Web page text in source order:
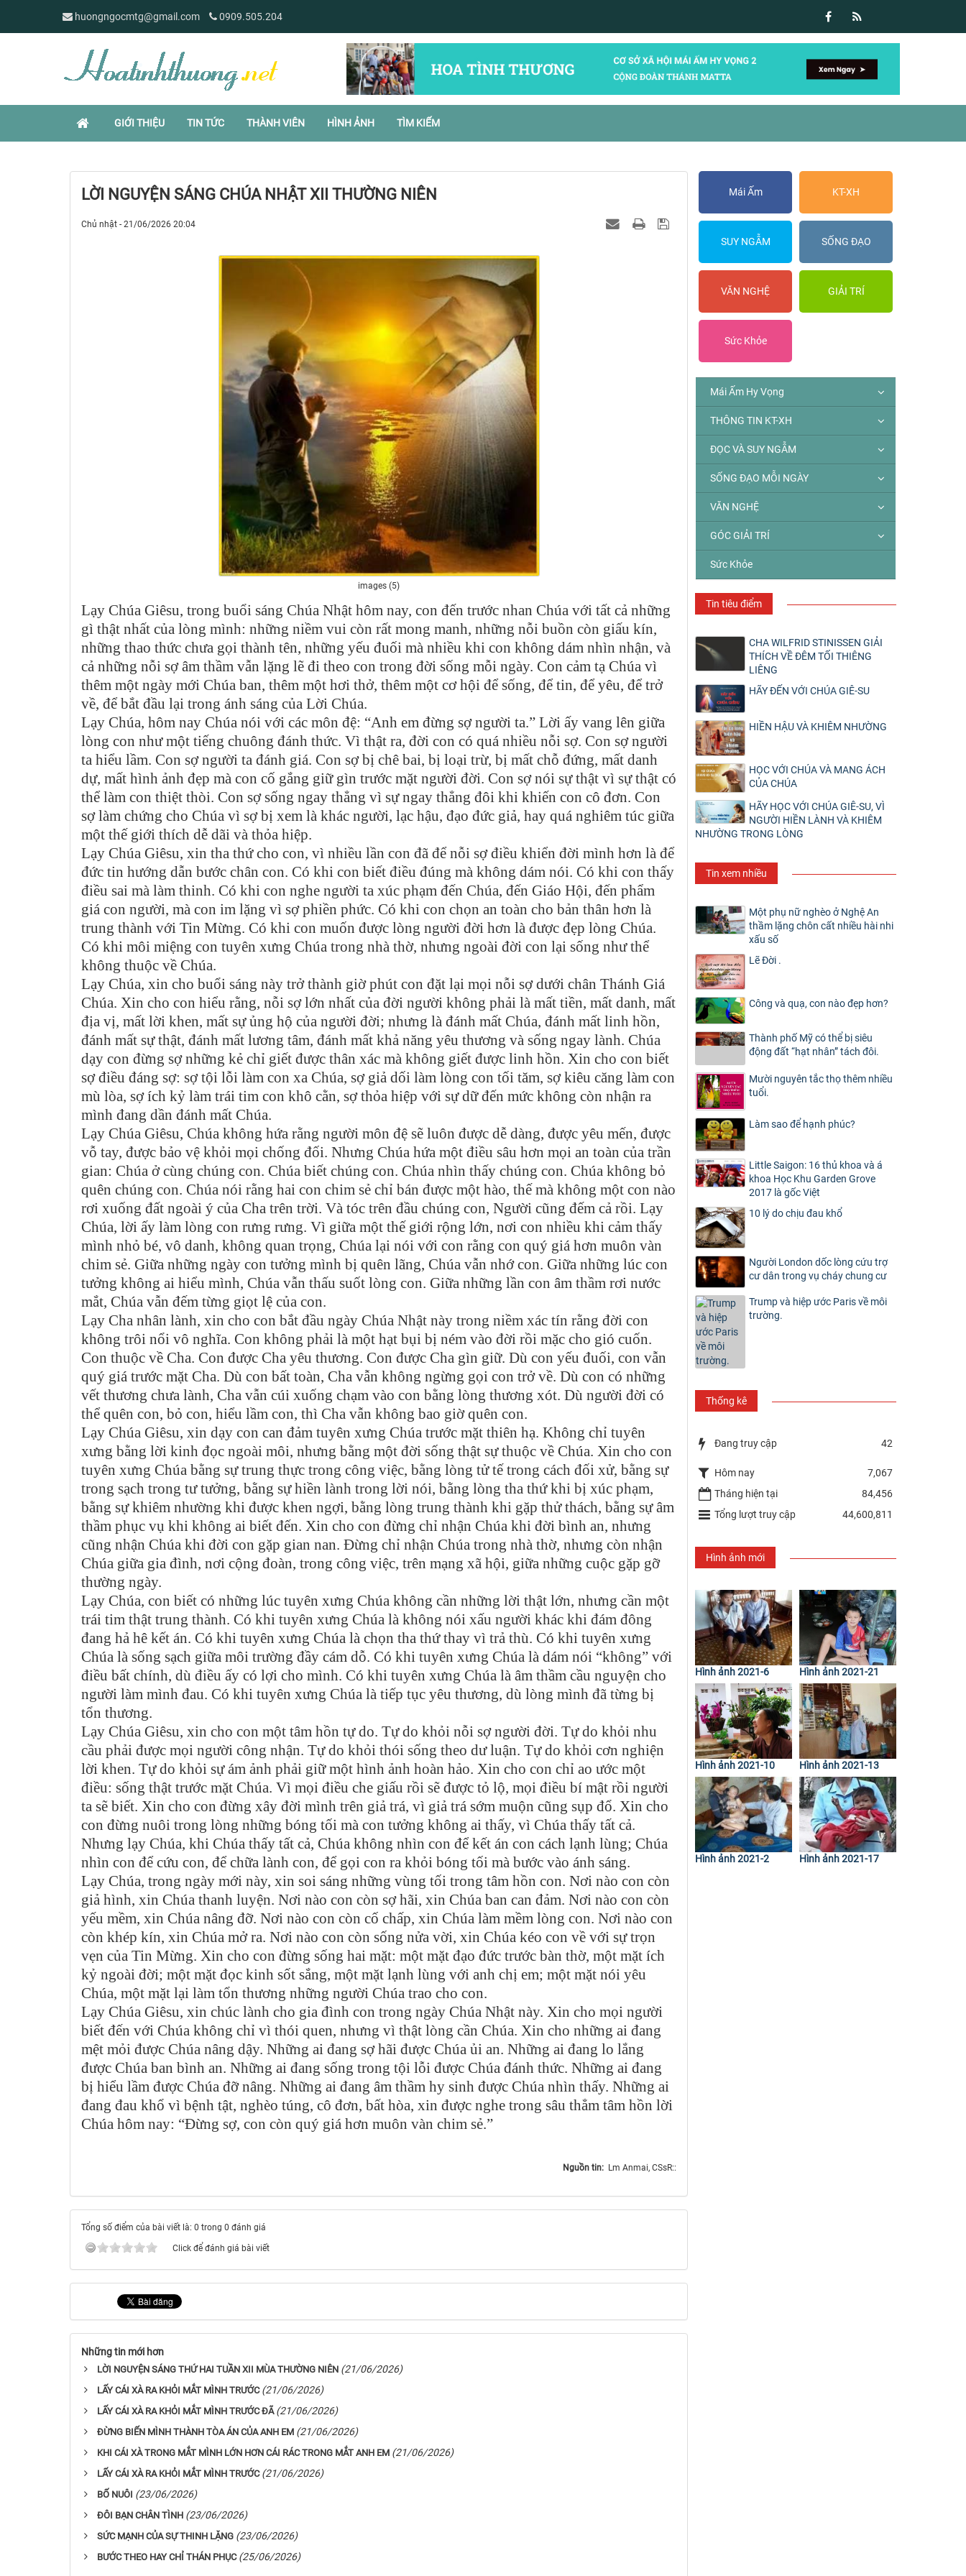
huongngocmtg@gmail.com 0909.505.204
GIỚI THIỆU TIN TỨC THÀNH VIÊN HÌNH ẢNH TÌM KIẾM
LỜI NGUYỆN SÁNG CHÚA NHẬT XII THƯỜNG NIÊN
Chủ nhật - 21/06/2026 20:04
images (5)
Lạy Chúa Giêsu, trong buổi sáng Chúa Nhật hôm nay, con đến trước nhan Chúa với tất cả những
gì thật nhất của lòng mình: những niềm vui còn rất mong manh, những nỗi buồn còn giấu kín,
những thao thức chưa gọi thành tên, những yếu đuối mà nhiều khi con không dám nhìn nhận, và
cả những nỗi sợ âm thầm vẫn lặng lẽ đi theo con trong đời sống mỗi ngày. Con cảm tạ Chúa vì
thêm một ngày mới Chúa ban, thêm một hơi thở, thêm một cơ hội để sống, để tin, để yêu, để trở
về, để bắt đầu lại trong ánh sáng của Lời Chúa.
Lạy Chúa, hôm nay Chúa nói với các môn đệ: “Anh em đừng sợ người ta.” Lời ấy vang lên giữa
lòng con như một tiếng chuông đánh thức. Vì thật ra, đời con có quá nhiều nỗi sợ. Con sợ người
ta hiểu lầm. Con sợ người ta đánh giá. Con sợ bị chê bai, bị loại trừ, bị mất chỗ đứng, mất danh
dự, mất hình ảnh đẹp mà con cố gắng giữ gìn trước mặt người đời. Con sợ nói sự thật vì sự thật có
thể làm con thiệt thòi. Con sợ sống ngay thẳng vì sự ngay thẳng đôi khi khiến con cô đơn. Con
sợ làm chứng cho Chúa vì sợ bị xem là khác người, lạc hậu, đạo đức giả, hay quá nghiêm túc giữa
một thế giới thích dễ dãi và thỏa hiệp.
Lạy Chúa Giêsu, xin tha thứ cho con, vì nhiều lần con đã để nỗi sợ điều khiển đời mình hơn là để
đức tin hướng dẫn bước chân con. Có khi con biết điều đúng mà không dám nói. Có khi con thấy
điều sai mà làm thinh. Có khi con nghe người ta xúc phạm đến Chúa, đến Giáo Hội, đến phẩm
giá con người, mà con im lặng vì sợ phiền phức. Có khi con chọn an toàn cho bản thân hơn là
trung thành với Tin Mừng. Có khi con muốn được lòng người đời hơn là được đẹp lòng Chúa.
Có khi môi miệng con tuyên xưng Chúa trong nhà thờ, nhưng ngoài đời con lại sống như thể
không thuộc về Chúa.
Lạy Chúa, xin cho buổi sáng này trở thành giờ phút con đặt lại mọi nỗi sợ dưới chân Thánh Giá
Chúa. Xin cho con hiểu rằng, nỗi sợ lớn nhất của đời người không phải là mất tiền, mất danh, mất
địa vị, mất lời khen, mất sự ủng hộ của người đời; nhưng là đánh mất Chúa, đánh mất linh hồn,
đánh mất sự thật, đánh mất lương tâm, đánh mất khả năng yêu thương và sống ngay lành. Chúa
dạy con đừng sợ những kẻ chỉ giết được thân xác mà không giết được linh hồn. Xin cho con biết
sợ điều đáng sợ: sợ tội lỗi làm con xa Chúa, sợ giả dối làm lòng con tối tăm, sợ kiêu căng làm con
mù lòa, sợ ích kỷ làm trái tim con khô cằn, sợ thỏa hiệp với sự dữ đến mức không còn nhận ra
mình đang dần đánh mất Chúa.
Lạy Chúa Giêsu, Chúa không hứa rằng người môn đệ sẽ luôn được dễ dàng, được yêu mến, được
vỗ tay, được bảo vệ khỏi mọi chống đối. Nhưng Chúa hứa một điều sâu hơn mọi an toàn của trần
gian: Chúa ở cùng chúng con. Chúa biết chúng con. Chúa nhìn thấy chúng con. Chúa không bỏ
quên chúng con. Chúa nói rằng hai con chim sẻ chỉ bán được một hào, thế mà không một con nào
rơi xuống đất ngoài ý của Cha trên trời. Và tóc trên đầu chúng con, Người cũng đếm cả rồi. Lạy
Chúa, lời ấy làm lòng con rưng rưng. Vì giữa một thế giới rộng lớn, nơi con nhiều khi cảm thấy
mình nhỏ bé, vô danh, không quan trọng, Chúa lại nói với con rằng con quý giá hơn muôn vàn
chim sẻ. Giữa những ngày con tưởng mình bị quên lãng, Chúa vẫn nhớ con. Giữa những lúc con
tưởng không ai hiểu mình, Chúa vẫn thấu suốt lòng con. Giữa những lần con âm thầm rơi nước
mắt, Chúa vẫn đếm từng giọt lệ của con.
Lạy Cha nhân lành, xin cho con bắt đầu ngày Chúa Nhật này trong niềm xác tín rằng đời con
không trôi nổi vô nghĩa. Con không phải là một hạt bụi bị ném vào đời rồi mặc cho gió cuốn.
Con thuộc về Cha. Con được Cha yêu thương. Con được Cha gìn giữ. Dù con yếu đuối, con vẫn
quý giá trước mặt Cha. Dù con bất toàn, Cha vẫn không ngừng gọi con trở về. Dù con có những
vết thương chưa lành, Cha vẫn cúi xuống chạm vào con bằng lòng thương xót. Dù người đời có
thể quên con, bỏ con, hiểu lầm con, thì Cha vẫn không bao giờ quên con.
Lạy Chúa Giêsu, xin dạy con can đảm tuyên xưng Chúa trước mặt thiên hạ. Không chỉ tuyên
xưng bằng lời kinh đọc ngoài môi, nhưng bằng một đời sống thật sự thuộc về Chúa. Xin cho con
tuyên xưng Chúa bằng sự trung thực trong công việc, bằng lòng tử tế trong cách đối xử, bằng sự
trong sạch trong tư tưởng, bằng sự hiền lành trong lời nói, bằng lòng tha thứ khi bị xúc phạm,
bằng sự khiêm nhường khi được khen ngợi, bằng lòng trung thành khi gặp thử thách, bằng sự âm
thầm phục vụ khi không ai biết đến. Xin cho con đừng chỉ nhận Chúa khi đời bình an, nhưng
cũng nhận Chúa khi đời con gặp gian nan. Đừng chỉ nhận Chúa trong nhà thờ, nhưng còn nhận
Chúa giữa gia đình, nơi cộng đoàn, trong công việc, trên mạng xã hội, giữa những cuộc gặp gỡ
thường ngày.
Lạy Chúa, con biết có những lúc tuyên xưng Chúa không cần những lời thật lớn, nhưng cần một
trái tim thật trung thành. Có khi tuyên xưng Chúa là không nói xấu người khác khi đám đông
đang hả hê kết án. Có khi tuyên xưng Chúa là chọn tha thứ thay vì trả thù. Có khi tuyên xưng
Chúa là sống sạch giữa môi trường đầy cám dỗ. Có khi tuyên xưng Chúa là dám nói “không” với
điều bất chính, dù điều ấy có lợi cho mình. Có khi tuyên xưng Chúa là âm thầm cầu nguyện cho
người làm mình đau. Có khi tuyên xưng Chúa là tiếp tục yêu thương, dù lòng mình đã từng bị
tổn thương.
Lạy Chúa Giêsu, xin cho con một tâm hồn tự do. Tự do khỏi nỗi sợ người đời. Tự do khỏi nhu
cầu phải được mọi người công nhận. Tự do khỏi thói sống theo dư luận. Tự do khỏi cơn nghiện
lời khen. Tự do khỏi sự ám ảnh phải giữ một hình ảnh hoàn hảo. Xin cho con chỉ ao ước một
điều: sống thật trước mặt Chúa. Vì mọi điều che giấu rồi sẽ được tỏ lộ, mọi điều bí mật rồi người
ta sẽ biết. Xin cho con đừng xây đời mình trên giả trá, vì giả trá sớm muộn cũng sụp đổ. Xin cho
con đừng nuôi trong lòng những bóng tối mà con tưởng không ai thấy, vì Chúa thấy tất cả.
Nhưng lạy Chúa, khi Chúa thấy tất cả, Chúa không nhìn con để kết án con cách lạnh lùng; Chúa
nhìn con để cứu con, để chữa lành con, để gọi con ra khỏi bóng tối mà bước vào ánh sáng.
Lạy Chúa, trong ngày mới này, xin soi sáng những vùng tối trong tâm hồn con. Nơi nào con còn
giả hình, xin Chúa thanh luyện. Nơi nào con còn sợ hãi, xin Chúa ban can đảm. Nơi nào con còn
yếu mềm, xin Chúa nâng đỡ. Nơi nào con còn cố chấp, xin Chúa làm mềm lòng con. Nơi nào con
còn khép kín, xin Chúa mở ra. Nơi nào con còn sống nửa vời, xin Chúa kéo con về với sự trọn
vẹn của Tin Mừng. Xin cho con đừng sống hai mặt: một mặt đạo đức trước bàn thờ, một mặt ích
kỷ ngoài đời; một mặt đọc kinh sốt sắng, một mặt lạnh lùng với anh chị em; một mặt nói yêu
Chúa, một mặt lại làm tổn thương những người Chúa trao cho con.
Lạy Chúa Giêsu, xin chúc lành cho gia đình con trong ngày Chúa Nhật này. Xin cho mọi người
biết đến với Chúa không chỉ vì thói quen, nhưng vì thật lòng cần Chúa. Xin cho những ai đang
mệt mỏi được Chúa nâng dậy. Những ai đang sợ hãi được Chúa ủi an. Những ai đang lo lắng
được Chúa ban bình an. Những ai đang sống trong tội lỗi được Chúa đánh thức. Những ai đang
bị hiểu lầm được Chúa đỡ nâng. Những ai đang âm thầm hy sinh được Chúa nhìn thấy. Những ai
đang đau khổ vì bệnh tật, nghèo túng, cô đơn, bất hòa, xin được nghe trong sâu thẳm tâm hồn lời
Chúa hôm nay: “Đừng sợ, con còn quý giá hơn muôn vàn chim sẻ.”
Nguồn tin: Lm Anmai, CSsR::
Tổng số điểm của bài viết là: 0 trong 0 đánh giá
Click để đánh giá bài viết
Những tin mới hơn
LỜI NGUYỆN SÁNG THỨ HAI TUẦN XII MÙA THƯỜNG NIÊN (21/06/2026)
LẤY CÁI XÀ RA KHỎI MẮT MÌNH TRƯỚC (21/06/2026)
LẤY CÁI XÀ RA KHỎI MẮT MÌNH TRƯỚC ĐÃ (21/06/2026)
ĐỪNG BIẾN MÌNH THÀNH TÒA ÁN CỦA ANH EM (21/06/2026)
KHI CÁI XÀ TRONG MẮT MÌNH LỚN HƠN CÁI RÁC TRONG MẮT ANH EM (21/06/2026)
LẤY CÁI XÀ RA KHỎI MẮT MÌNH TRƯỚC (21/06/2026)
BỐ NUÔI (23/06/2026)
ĐÔI BẠN CHÂN TÌNH (23/06/2026)
SỨC MẠNH CỦA SỰ THINH LẶNG (23/06/2026)
BƯỚC THEO HAY CHỈ THÁN PHỤC (25/06/2026)
Mái Ấm KT-XH
SUY NGẪM SỐNG ĐẠO
VĂN NGHỆ GIẢI TRÍ
Sức Khỏe
Mái Ấm Hy Vọng
THÔNG TIN KT-XH
ĐỌC VÀ SUY NGẪM
SỐNG ĐẠO MỖI NGÀY
VĂN NGHỆ
GÓC GIẢI TRÍ
Sức Khỏe
Tin tiêu điểm
CHA WILFRID STINISSEN GIẢI
THÍCH VỀ ĐÊM TỐI THIÊNG
LIÊNG
HÃY ĐẾN VỚI CHÚA GIÊ-SU
HIỀN HẬU VÀ KHIÊM NHƯỜNG
HỌC VỚI CHÚA VÀ MANG ÁCH
CỦA CHÚA
HÃY HỌC VỚI CHÚA GIÊ-SU, VÌ
NGƯỜI HIỀN LÀNH VÀ KHIÊM
NHƯỜNG TRONG LÒNG
Tin xem nhiều
Một phụ nữ nghèo ở Nghệ An
thầm lặng chôn cất nhiều hài nhi
xấu số
Lẽ Đời .
Công và quạ, con nào đẹp hơn?
Thành phố Mỹ có thể bị siêu
động đất “hạt nhân” tách đôi.
Mười nguyên tắc thọ thêm nhiều
tuổi.
Làm sao để hạnh phúc?
Little Saigon: 16 thủ khoa và á
khoa Học Khu Garden Grove
2017 là gốc Việt
10 lý do chịu đau khổ
Người London dốc lòng cứu trợ
cư dân trong vụ cháy chung cư
Trump và hiệp ước Paris về môi
trường.
Thống kê
Đang truy cập 42
Hôm nay
7,067
Tháng hiện tại
84,456
Tổng lượt truy cập
44,600,811
Hình ảnh mới
Hình ảnh 2021-6 Hình ảnh 2021-21
Hình ảnh 2021-10 Hình ảnh 2021-13
Hình ảnh 2021-2 Hình ảnh 2021-17